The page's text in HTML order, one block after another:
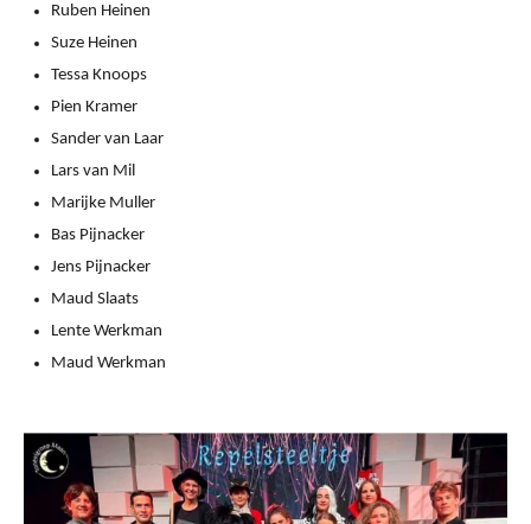
Ruben Heinen
Suze Heinen
Tessa Knoops
Pien Kramer
Sander van Laar
Lars van Mil
Marijke Muller
Bas Pijnacker
Jens Pijnacker
Maud Slaats
Lente Werkman
Maud Werkman